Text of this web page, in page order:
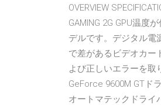
OVERVIEW
GAMING 2G GPU温度
デルです。デジタル電
で差があるビデオカー
よび正しいエラーを取
GeForce 9600M GTド
オートマテックドライ